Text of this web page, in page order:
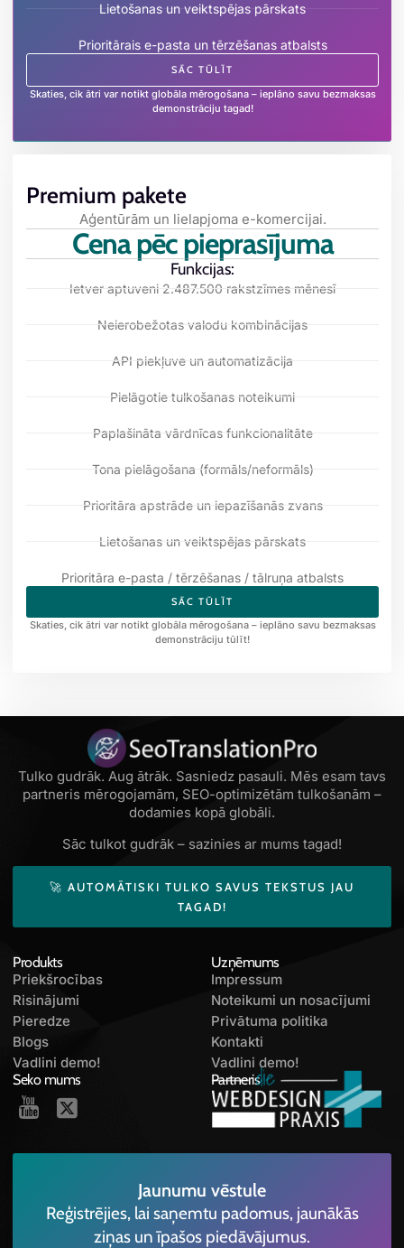
Lietošanas un veiktspējas pārskats
Prioritārais e-pasta un tērzēšanas atbalsts
SĀC TŪLĪT
Skaties, cik ātri var notikt globāla mērogošana – ieplāno savu bezmaksas
demonstrāciju tagad!
Premium pakete
Aģentūrām un lielapjoma e-komercijai.
Cena pēc pieprasījuma
Funkcijas:
Ietver aptuveni 2.487.500 rakstzīmes mēnesī
Neierobežotas valodu kombinācijas
API piekļuve un automatizācija
Pielāgotie tulkošanas noteikumi
Paplašināta vārdnīcas funkcionalitāte
Tona pielāgošana (formāls/neformāls)
Prioritāra apstrāde un iepazīšanās zvans
Lietošanas un veiktspējas pārskats
Prioritāra e-pasta / tērzēšanas / tālruņa atbalsts
SĀC TŪLĪT
Skaties, cik ātri var notikt globāla mērogošana – ieplāno savu bezmaksas
demonstrāciju tūlīt!
Tulko gudrāk. Aug ātrāk. Sasniedz pasauli. Mēs esam tavs
partneris mērogojamām, SEO-optimizētām tulkošanām –
dodamies kopā globāli.
Sāc tulkot gudrāk – sazinies ar mums tagad!
🚀 AUTOMĀTISKI TULKO SAVUS TEKSTUS JAU
TAGAD!
Produkts
Priekšrocības
Risinājumi
Pieredze
Blogs
Vadlini demo!
Seko mums
Uzņēmums
Impressum
Noteikumi un nosacījumi
Privātuma politika
Kontakti
Vadlini demo!
Partneris
Jaunumu vēstule
Reģistrējies, lai saņemtu padomus, jaunākās
ziņas un īpašos piedāvājumus.